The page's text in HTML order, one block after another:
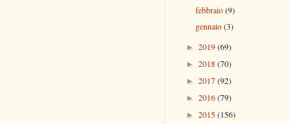
febbraio(9)
gennaio(3)
► 2019(69)
► 2018(70)
► 2017(92)
► 2016(79)
► 2015(156)